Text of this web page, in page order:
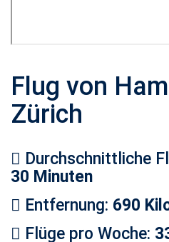
Flug von
Zürich
Durchschnittliche
30 Minuten
Entfernung: 690
Flüge pro Woche: